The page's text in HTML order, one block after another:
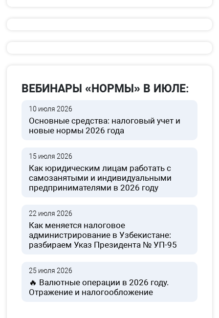
ВЕБИНАРЫ «НОРМЫ» В ИЮЛЕ:
10 июля 2026
Основные средства: налоговый учет и
новые нормы 2026 года
15 июля 2026
Как юридическим лицам работать с
самозанятыми и индивидуальными
предпринимателями в 2026 году
22 июля 2026
Как меняется налоговое
администрирование в Узбекистане:
разбираем Указ Президента № УП-95
25 июля 2026
🔥 Валютные операции в 2026 году.
Отражение и налогообложение